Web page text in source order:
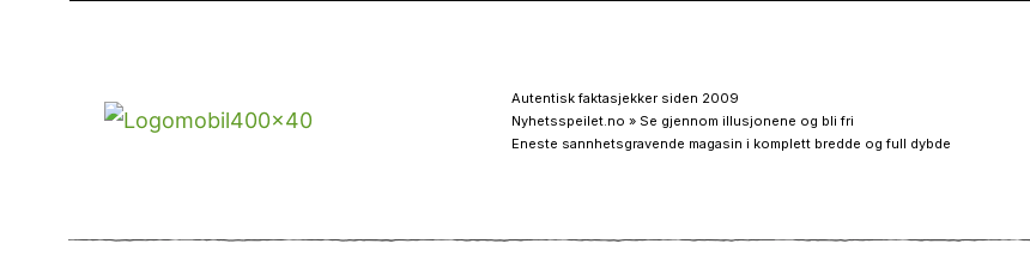
Autentisk faktasjekker siden 2009
Nyhetsspeilet.no » Se gjennom illusjonene og bli fri
Eneste sannhetsgravende magasin i komplett bredde og full dybde